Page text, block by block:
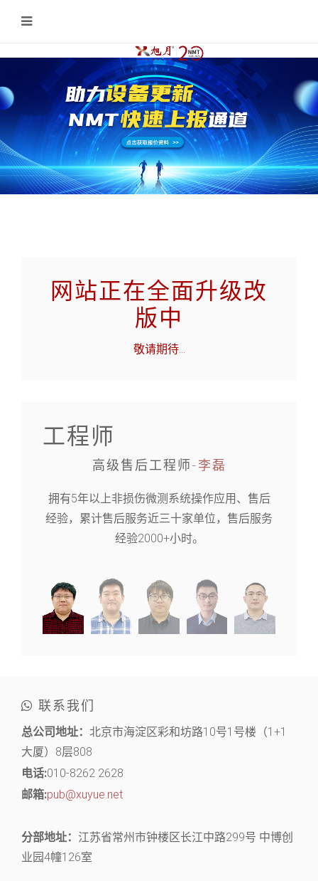
网站正在全面升级改
版中
敬请期待...
工程师
高级售后工程师- 李磊
拥有5年以上非损伤微测系统操作应用、售后
经验，累计售后服务近三十家单位，售后服务
经验2000+小时。
联系我们
总公司地址： 北京市海淀区彩和坊路10号1号楼（1+1
大厦）8层808
电话:010-8262 2628
邮箱:pub@xuyue.net
分部地址： 江苏省常州市钟楼区长江中路299号 中博创
业园4幢126室